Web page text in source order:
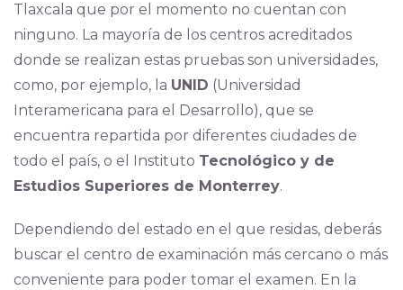
Tlaxcala que por el momento no cuentan con
ninguno. La mayoría de los centros acreditados
donde se realizan estas pruebas son universidades,
como, por ejemplo, la UNID (Universidad
Interamericana para el Desarrollo), que se
encuentra repartida por diferentes ciudades de
todo el país, o el Instituto Tecnológico y de
Estudios Superiores de Monterrey.
Dependiendo del estado en el que residas, deberás
buscar el centro de examinación más cercano o más
conveniente para poder tomar el examen. En la